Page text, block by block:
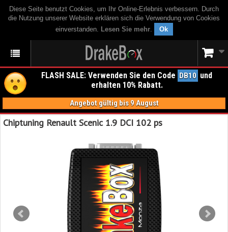
Diese Seite benutzt Cookies, um Ihr Online-Erlebnis verbessern. Durch
die Nutzung unserer Website erklären sich die Verwendung von Cookies
einverstanden. Lesen Sie mehr. Ok
FLASH SALE: Verwenden Sie den Code DB10 und
erhalten 10% Rabatt.
Angebot gültig bis 9 August
Chiptuning Renault Scenic 1.9 DCI 102 ps